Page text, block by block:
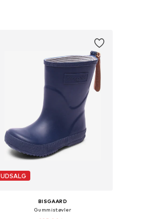
UDSALG
BISGAARD
Gummistøvler